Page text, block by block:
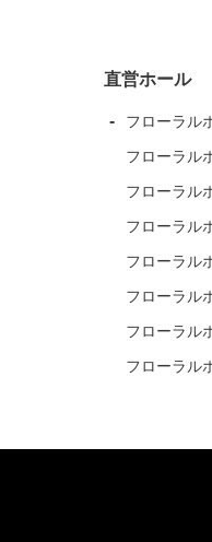
直営ホール
フローラル
フローラル
フローラル
フローラル
フローラル
フローラル
フローラル
フローラル